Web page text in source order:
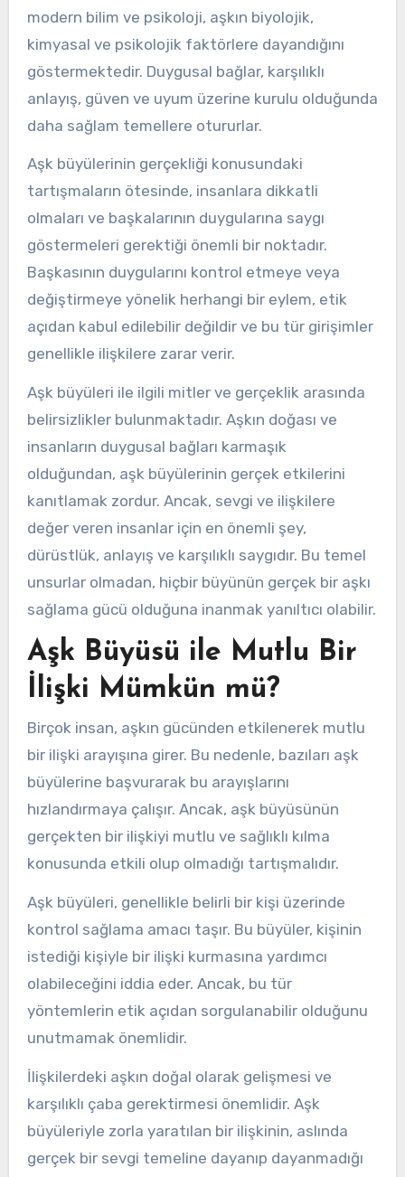
modern bilim ve psikoloji, aşkın biyolojik,
kimyasal ve psikolojik faktörlere dayandığını
göstermektedir. Duygusal bağlar, karşılıklı
anlayış, güven ve uyum üzerine kurulu olduğunda
daha sağlam temellere otururlar.
Aşk büyülerinin gerçekliği konusundaki
tartışmaların ötesinde, insanlara dikkatli
olmaları ve başkalarının duygularına saygı
göstermeleri gerektiği önemli bir noktadır.
Başkasının duygularını kontrol etmeye veya
değiştirmeye yönelik herhangi bir eylem, etik
açıdan kabul edilebilir değildir ve bu tür girişimler
genellikle ilişkilere zarar verir.
Aşk büyüleri ile ilgili mitler ve gerçeklik arasında
belirsizlikler bulunmaktadır. Aşkın doğası ve
insanların duygusal bağları karmaşık
olduğundan, aşk büyülerinin gerçek etkilerini
kanıtlamak zordur. Ancak, sevgi ve ilişkilere
değer veren insanlar için en önemli şey,
dürüstlük, anlayış ve karşılıklı saygıdır. Bu temel
unsurlar olmadan, hiçbir büyünün gerçek bir aşkı
sağlama gücü olduğuna inanmak yanıltıcı olabilir.
Aşk Büyüsü ile Mutlu Bir
İlişki Mümkün mü?
Birçok insan, aşkın gücünden etkilenerek mutlu
bir ilişki arayışına girer. Bu nedenle, bazıları aşk
büyülerine başvurarak bu arayışlarını
hızlandırmaya çalışır. Ancak, aşk büyüsünün
gerçekten bir ilişkiyi mutlu ve sağlıklı kılma
konusunda etkili olup olmadığı tartışmalıdır.
Aşk büyüleri, genellikle belirli bir kişi üzerinde
kontrol sağlama amacı taşır. Bu büyüler, kişinin
istediği kişiyle bir ilişki kurmasına yardımcı
olabileceğini iddia eder. Ancak, bu tür
yöntemlerin etik açıdan sorgulanabilir olduğunu
unutmamak önemlidir.
İlişkilerdeki aşkın doğal olarak gelişmesi ve
karşılıklı çaba gerektirmesi önemlidir. Aşk
büyüleriyle zorla yaratılan bir ilişkinin, aslında
gerçek bir sevgi temeline dayanıp dayanmadığı